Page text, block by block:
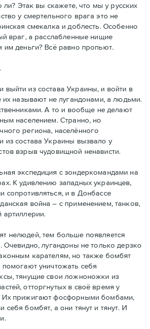
ли? Этак вы скажете, что мы у русских
у смертельного врага это не
смекалка и доблесть. Особенно
враг, а расслабленные нищие
им деньги? Всё равно пропьют.
из состава Украины, и войти в
их называют не лугандонами, а людьми.
А то и вообще не делают
населением. Странно, но
региона, населённого
из состава Украины вызвало у
взрыв чудовищной ненависти.
экспедиция с зондеркомандами на
К удивлению западных украинцев,
сопротивляться, и в Донбассе
война – с применением, танков,
артиллерии.
нелюдей, тем больше появляется
Очевидно, лугандоны не только дерзко
карателям, но также бомбят
уничтожать себя
тянущие свои ложноножки из
отторгнутых в своё время у
Их прижигают фосфорными бомбами,
себя бомбят, а они тянут и тянут. И